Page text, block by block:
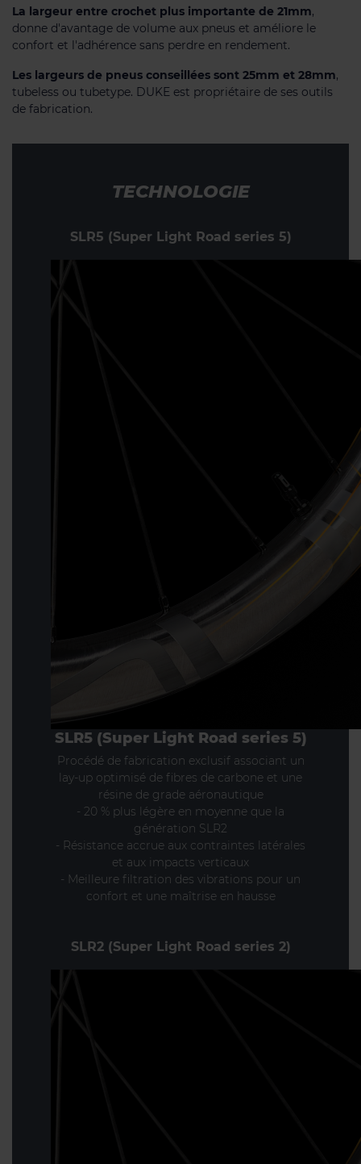
La largeur entre crochet plus importante de 21mm,
donne d'avantage de volume aux pneus et améliore le
confort et l'adhérence sans perdre en rendement.
Les largeurs de pneus conseillées sont 25mm et 28mm,
tubeless ou tubetype. DUKE est propriétaire de ses outils
de fabrication.
TECHNOLOGIE
SLR5 (Super Light Road series 5)
SLR5 (Super Light Road series 5)
Procédé de fabrication exclusif associant un
lay-up optimisé de fibres de carbone et une
résine de grade aéronautique
- 20 % plus légère en moyenne que la
génération SLR2
- Résistance accrue aux contraintes latérales
et aux impacts verticaux
- Meilleure filtration des vibrations pour un
confort et une maîtrise en hausse
SLR2 (Super Light Road series 2)